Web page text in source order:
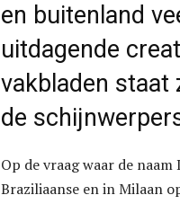
en buitenland
uitdagende
vakbladen staat
de
Op de vraag waar de
Braziliaanse en in Milaan